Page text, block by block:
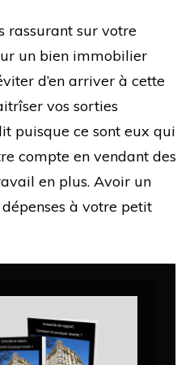
rassurant sur votre
un bien immobilier
d’en arriver à cette
vos sorties
puisque ce sont eux qui
compte en vendant des
en plus. Avoir un
à votre petit